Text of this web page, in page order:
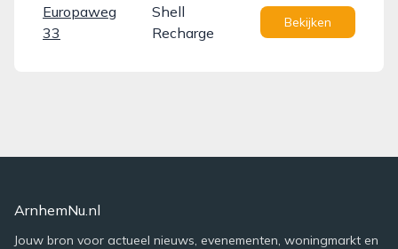
Europaweg
33
Shell
Recharge
Bekijken
ArnhemNu.nl
Jouw bron voor actueel nieuws, evenementen, woningmarkt en